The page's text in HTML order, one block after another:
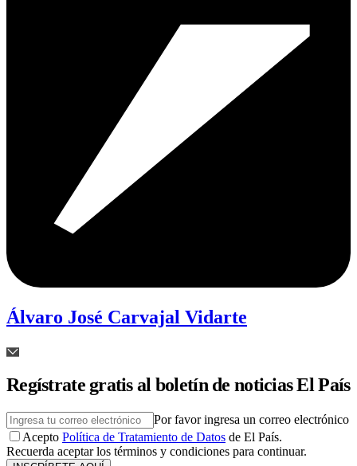
Álvaro José Carvajal Vidarte
Regístrate gratis al boletín de noticias El País
Por favor ingresa un correo electrónico
Acepto Política de Tratamiento de Datos de El País.
Recuerda aceptar los términos y condiciones para continuar.